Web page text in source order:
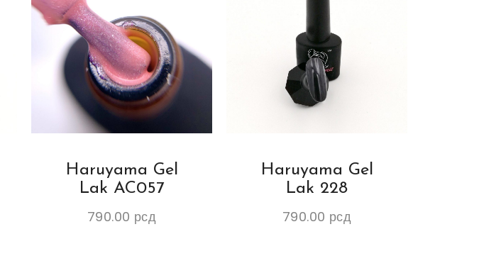
Haruyama Gel
Lak AC057
790.00 рсд
Haruyama Gel
Lak 228
790.00 рсд